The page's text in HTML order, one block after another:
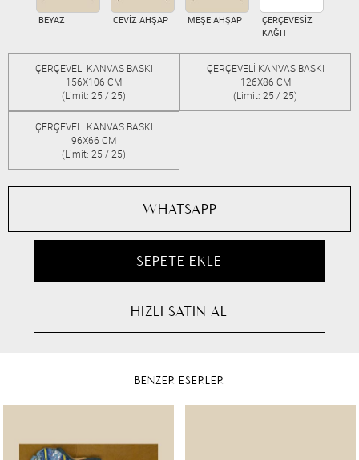
BEYAZ CEVİZ AHŞAP MEŞE AHŞAP
ÇERÇEVESİZ
KAĞIT
ÇERÇEVELİ KANVAS BASKI
156X106 CM
(Limit: 25 / 25)
ÇERÇEVELİ KANVAS BASKI
126X86 CM
(Limit: 25 / 25)
ÇERÇEVELİ KANVAS BASKI
96X66 CM
(Limit: 25 / 25)
WHATSAPP
BENZER ESERLER